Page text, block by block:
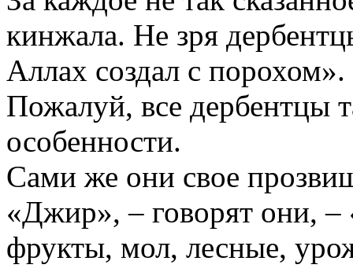
кинжала. Не зря
Аллах создал с порохом».
Пожалуй, все дербентцы
особенности.
Сами же они свое
«Джир», – говорят они, –
фрукты, мол, лесные,